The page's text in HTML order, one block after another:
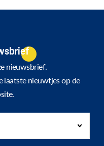
nieuwsbrief.
laatste nieuwtjes op de